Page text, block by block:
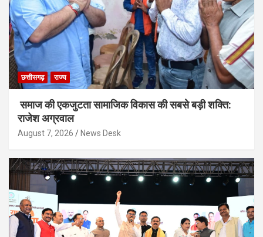
छत्तीसगढ़ राज्य
समाज की एकजुटता सामाजिक विकास की सबसे बड़ी शक्ति:
राजेश अग्रवाल
August 7, 2026 News Desk